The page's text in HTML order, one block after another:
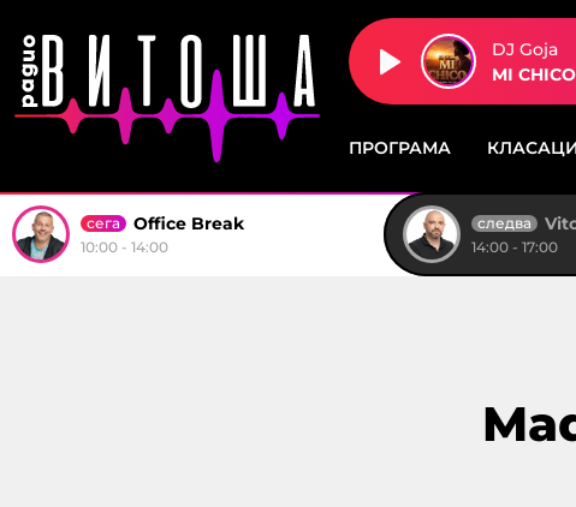
DJ Goja
MI CHICO
ПРОГРАМА
сега Office Break
10:00 - 14:00
следва
14:00 - 17:00